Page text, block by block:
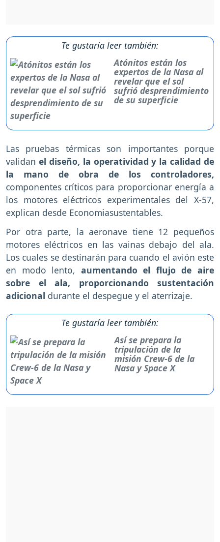
Te gustaría leer también:
Atónitos están los
expertos de la Nasa al
revelar que el sol
sufrió desprendimiento
de su superficie
Las pruebas térmicas son importantes porque
validan el diseño, la operatividad y la calidad de
la mano de obra de los controladores,
componentes críticos para proporcionar energía a
los motores eléctricos experimentales del X-57,
explican desde Economiasustentables.
Por otra parte, la aeronave tiene 12 pequeños
motores eléctricos en las vainas debajo del ala.
Los cuales se destinarán para cuando el avión este
en modo lento, aumentando el flujo de aire
sobre el ala, proporcionando sustentación
adicional durante el despegue y el aterrizaje.
Te gustaría leer también:
Así se prepara la
tripulación de la
misión Crew-6 de la
Nasa y Space X